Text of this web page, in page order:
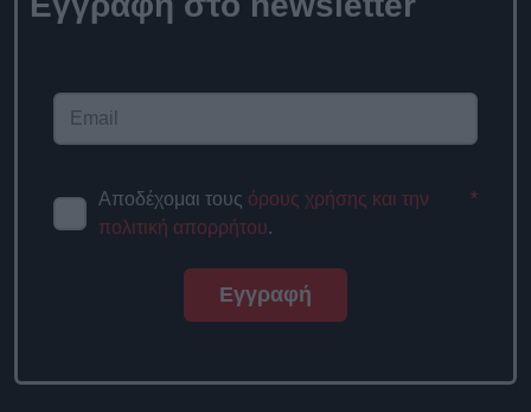
Αποδέχομαι τους όρους χρήσης και την
πολιτική απορρήτου.
*
Εγγραφή